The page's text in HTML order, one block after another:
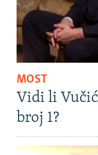
MOST
Vidi li
broj 1?